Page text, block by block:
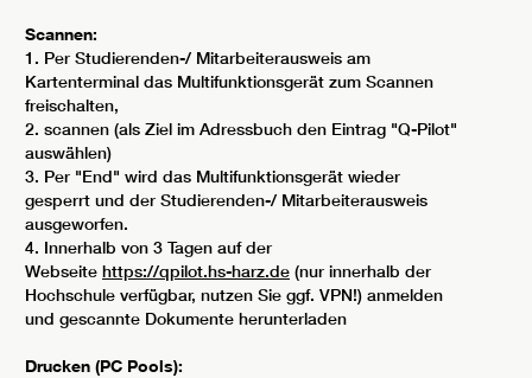
Scannen:
1. Per Studierenden-/ Mitarbeiterausweis am
Kartenterminal das Multifunktionsgerät zum Scannen
freischalten,
2. scannen (als Ziel im Adressbuch den Eintrag "Q-Pilot"
auswählen)
3. Per "End" wird das Multifunktionsgerät wieder
gesperrt und der Studierenden-/ Mitarbeiterausweis
ausgeworfen.
4. Innerhalb von 3 Tagen auf der
Webseite https://qpilot.hs-harz.de (nur innerhalb der
Hochschule verfügbar, nutzen Sie ggf. VPN!) anmelden
und gescannte Dokumente herunterladen
Drucken (PC Pools):